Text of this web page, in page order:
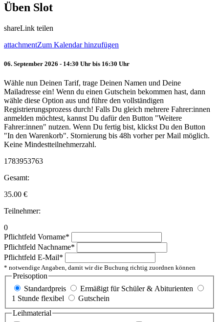
Üben Slot
shareLink teilen
attachmentZum Kalendar hinzufügen
06. September 2026 - 14:30 Uhr bis 16:30 Uhr
Wähle nun Deinen Tarif, trage Deinen Namen und Deine
Mailadresse ein! Wenn du einen Gutschein bekommen hast, dann
wähle diese Option aus und führe den vollständigen
Registrierungsprozess durch! Falls Du gleich mehrere Fahrer:innen
anmelden möchtest, kannst Du dafür den Button "Weitere
Fahrer:innen" nutzen. Wenn Du fertig bist, klickst Du den Button
"In den Warenkorb". Stornierung bis 48h vorher per Mail möglich.
Keine Mindestteilnehmerzahl.
1783953763
Gesamt:
35.00 €
Teilnehmer:
0
Pflichtfeld Vorname*
Pflichtfeld Nachname*
Pflichtfeld E-Mail*
* notwendige Angaben, damit wir die Buchung richtig zuordnen können
Preisoption
Standardpreis
Ermäßigt für Schüler & Abiturienten
1 Stunde flexibel
Gutschein
Leihmaterial